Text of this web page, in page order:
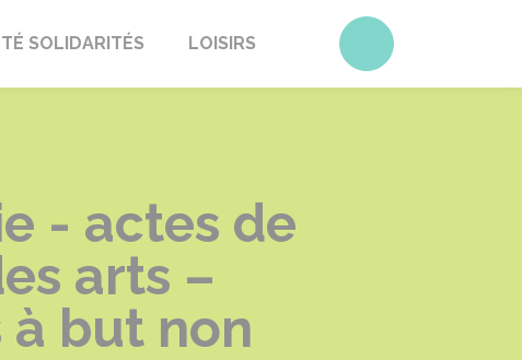
SOLIDARITÉS LOISIRS Accéder au
- actes de
arts –
but non